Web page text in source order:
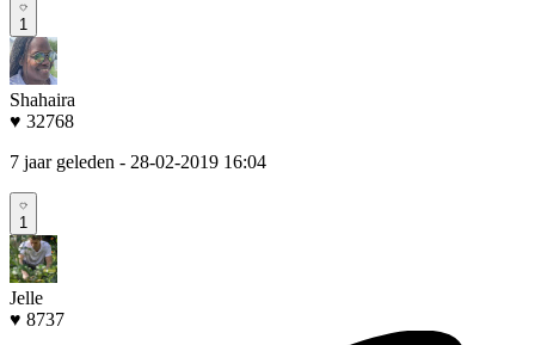
1
Shahaira
♥ 32768
7 jaar geleden - 28-02-2019 16:04
1
Jelle
♥ 8737